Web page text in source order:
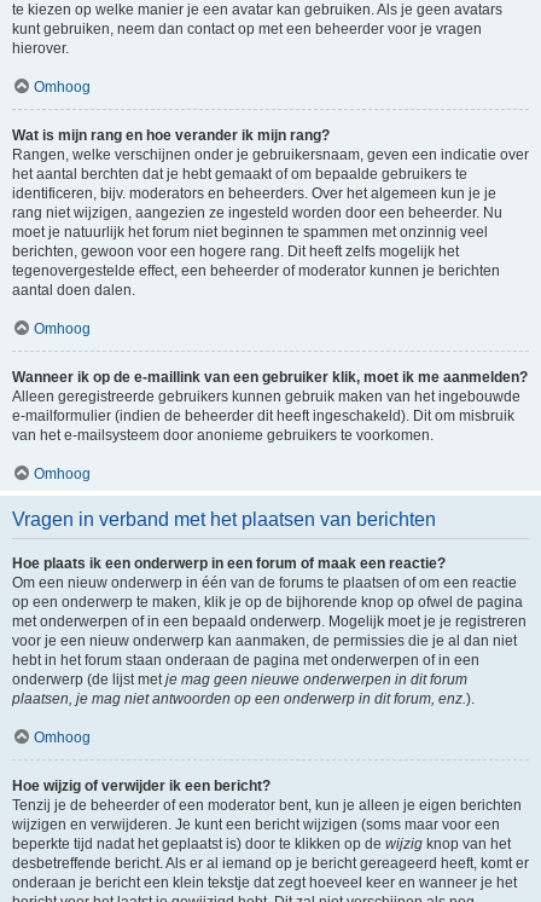
te kiezen op welke manier je een avatar kan gebruiken. Als je geen avatars
kunt gebruiken, neem dan contact op met een beheerder voor je vragen
hierover.
Omhoog
Wat is mijn rang en hoe verander ik mijn rang?
Rangen, welke verschijnen onder je gebruikersnaam, geven een indicatie over
het aantal berchten dat je hebt gemaakt of om bepaalde gebruikers te
identificeren, bijv. moderators en beheerders. Over het algemeen kun je je
rang niet wijzigen, aangezien ze ingesteld worden door een beheerder. Nu
moet je natuurlijk het forum niet beginnen te spammen met onzinnig veel
berichten, gewoon voor een hogere rang. Dit heeft zelfs mogelijk het
tegenovergestelde effect, een beheerder of moderator kunnen je berichten
aantal doen dalen.
Omhoog
Wanneer ik op de e-maillink van een gebruiker klik, moet ik me aanmelden?
Alleen geregistreerde gebruikers kunnen gebruik maken van het ingebouwde
e-mailformulier (indien de beheerder dit heeft ingeschakeld). Dit om misbruik
van het e-mailsysteem door anonieme gebruikers te voorkomen.
Omhoog
Vragen in verband met het plaatsen van berichten
Hoe plaats ik een onderwerp in een forum of maak een reactie?
Om een nieuw onderwerp in één van de forums te plaatsen of om een reactie
op een onderwerp te maken, klik je op de bijhorende knop op ofwel de pagina
met onderwerpen of in een bepaald onderwerp. Mogelijk moet je je registreren
voor je een nieuw onderwerp kan aanmaken, de permissies die je al dan niet
hebt in het forum staan onderaan de pagina met onderwerpen of in een
onderwerp (de lijst metje mag geen nieuwe onderwerpen in dit forum
plaatsen, je mag niet antwoorden op een onderwerp in dit forum, enz.).
Omhoog
Hoe wijzig of verwijder ik een bericht?
Tenzij je de beheerder of een moderator bent, kun je alleen je eigen berichten
wijzigen en verwijderen. Je kunt een bericht wijzigen (soms maar voor een
beperkte tijd nadat het geplaatst is) door te klikken op de wijzig knop van het
desbetreffende bericht. Als er al iemand op je bericht gereageerd heeft, komt er
onderaan je bericht een klein tekstje dat zegt hoeveel keer en wanneer je het